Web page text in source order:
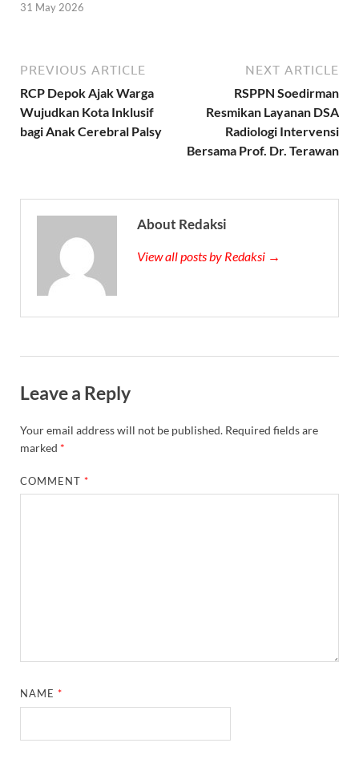
31 May 2026
PREVIOUS ARTICLE
RCP Depok Ajak Warga
Wujudkan Kota Inklusif
bagi Anak Cerebral Palsy
NEXT ARTICLE
RSPPN Soedirman
Resmikan Layanan DSA
Radiologi Intervensi
Bersama Prof. Dr. Terawan
About Redaksi
View all posts by Redaksi →
Leave a Reply
Your email address will not be published. Required fields are
marked *
COMMENT*
NAME*